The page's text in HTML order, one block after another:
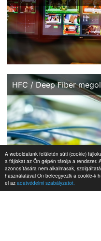
A weboldalunk felületén süti (cookie)
a fájlokat az Ön gépén tárolja a rendszer.
azonosítására nem alkalmasak,
használatával Ön beleegyezik a cookie-k
el az adatvédelmi szabályzatot.
HFC / Deep Fiber